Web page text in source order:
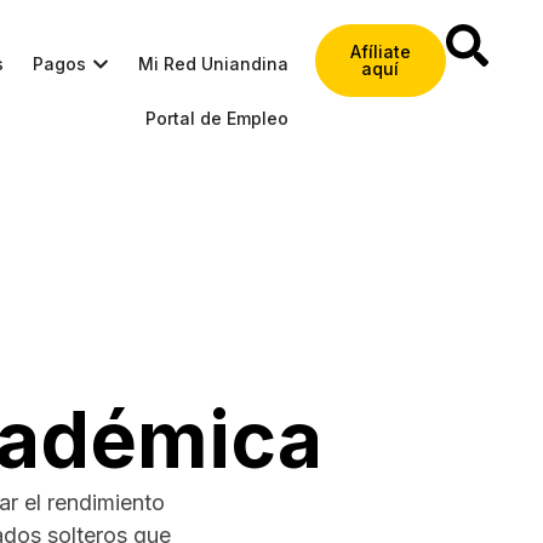
Pagos Mi Red Uniandina
Portal de Empleo
Afíliate
aquí
el rendimiento
solteros que